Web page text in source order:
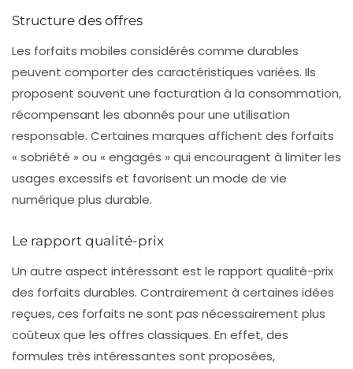
Structure des offres
Les forfaits mobiles considérés comme durables
peuvent comporter des caractéristiques variées. Ils
proposent souvent une facturation à la consommation,
récompensant les abonnés pour une utilisation
responsable. Certaines marques affichent des forfaits
« sobriété » ou « engagés » qui encouragent à limiter les
usages excessifs et favorisent un mode de vie
numérique plus durable.
Le rapport qualité-prix
Un autre aspect intéressant est le rapport qualité-prix
des forfaits durables. Contrairement à certaines idées
reçues, ces forfaits ne sont pas nécessairement plus
coûteux que les offres classiques. En effet, des
formules très intéressantes sont proposées,